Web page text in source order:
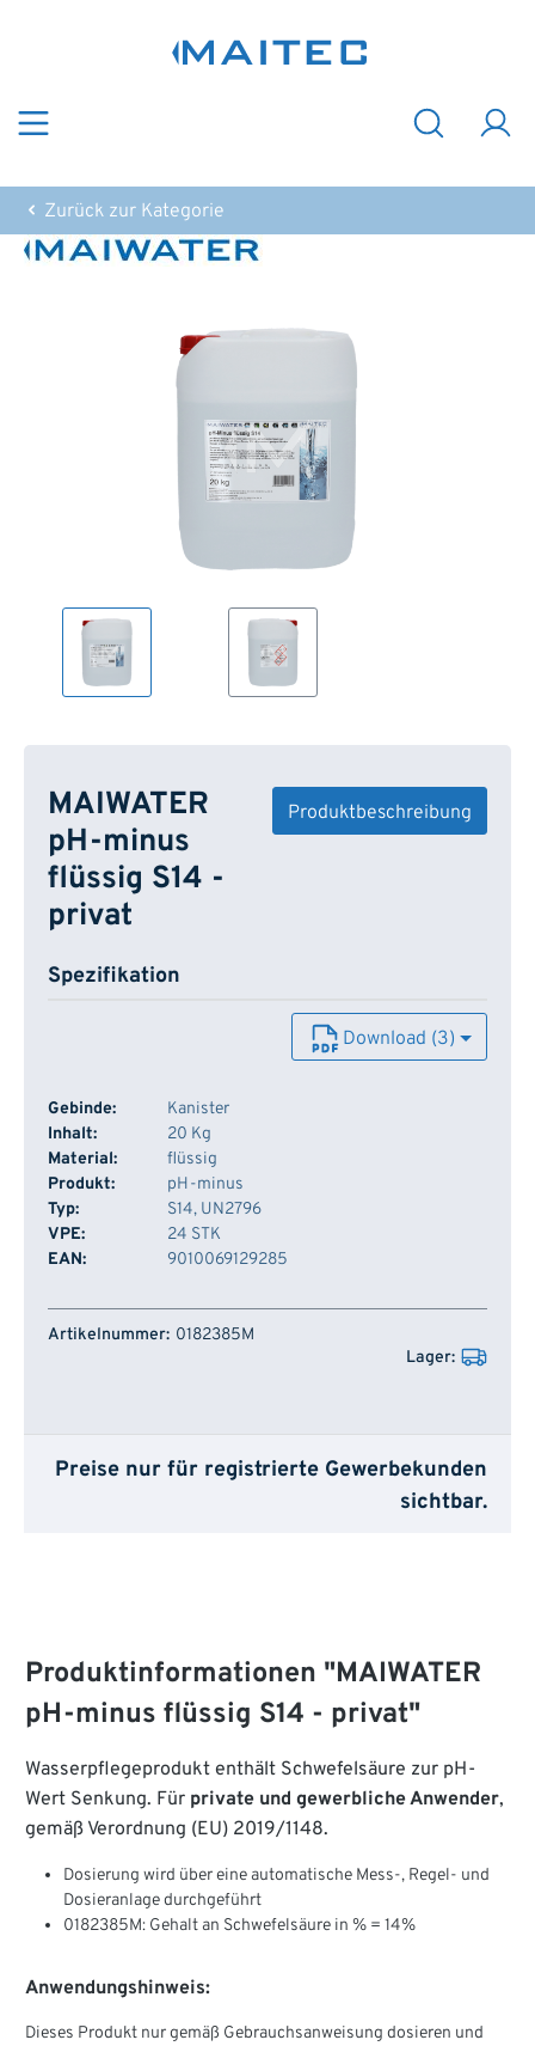
Zurück zur Kategorie
MAIWATER
pH-minus
flüssig S14 -
privat
Produktbeschreibung
Spezifikation
Download (3)
Gebinde:
Kanister
Inhalt:
20 Kg
Material:
flüssig
Produkt:
pH-minus
Typ:
S14, UN2796
VPE:
24 STK
EAN:
9010069129285
Artikelnummer Lager
0182385M
Preise nur für registrierte Gewerbekunden
sichtbar.
Produktinformationen "MAIWATER
pH-minus flüssig S14 - privat"
Wasserpflegeprodukt enthält Schwefelsäure zur pH-
Wert Senkung. Für private und gewerbliche Anwender,
gemäß Verordnung (EU) 2019/1148.
Dosierung wird über eine automatische Mess-, Regel- und
Dosieranlage durchgeführt
0182385M: Gehalt an Schwefelsäure in % = 14%
Anwendungshinweis:
Dieses Produkt nur gemäß Gebrauchsanweisung dosieren und